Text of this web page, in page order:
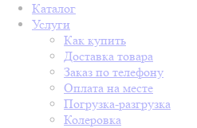
Каталог
Услуги
Как купить
Доставка товара
Заказ по телефону
Оплата на месте
Погрузка-разгрузка
Колеровка